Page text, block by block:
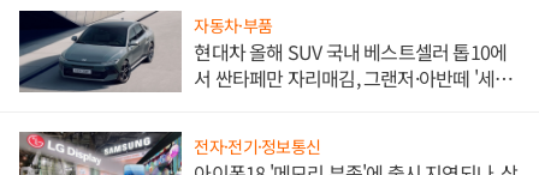
자동차·부품
현대차 올해 SUV 국내 베스트셀러 톱10에
서 싼타페만 자리매김, 그랜저·아반떼 '세단
전자·전기·정보통신